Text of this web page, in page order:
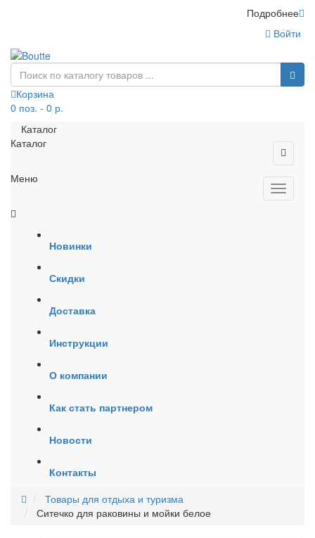
Подробнее
Войти
Корзина
0 поз. - 0 р.
Каталог
Каталог
Меню
Новинки
Скидки
Доставка
Инструкции
О компании
Как стать партнером
Новости
Контакты
Товары для отдыха и туризма
Ситечко для раковины и мойки белое